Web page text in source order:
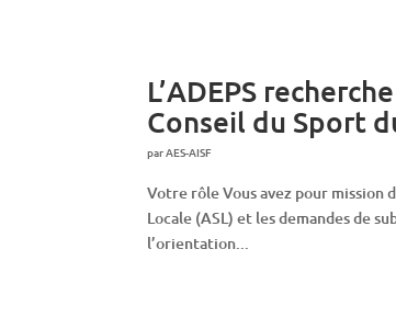
L’ADEPS
Conseil du Sport
parAES-AISF
Votre rôle Vous avez pour mission
Locale (ASL) et les demandes de
l’orientation...